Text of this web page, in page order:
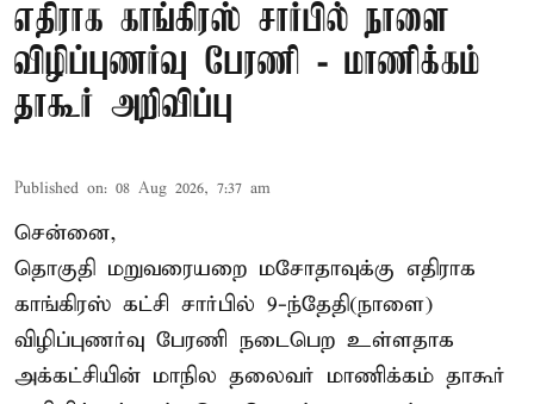
எதிராக காங்கிரஸ் சார்பில் நாளை
விழிப்புணர்வு பேரணி - மாணிக்கம்
தாகூர் அறிவிப்பு
Published on: 08 Aug 2026, 7:37 am
சென்னை,
தொகுதி மறுவரையறை மசோதாவுக்கு எதிராக
காங்கிரஸ் கட்சி சார்பில் 9-ந்தேதி(நாளை)
விழிப்புணர்வு பேரணி நடைபெற உள்ளதாக
அக்கட்சியின் மாநில தலைவர் மாணிக்கம் தாகூர்